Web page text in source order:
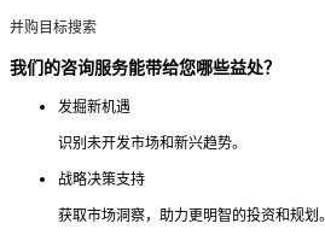
并购目标搜索
我们的咨询服务能带给您哪些益处？
发掘新机遇
识别未开发市场和新兴趋势。
战略决策支持
获取市场洞察，助力更明智的投资和规划。